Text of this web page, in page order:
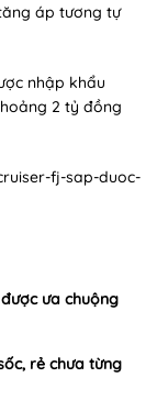
áp tương tự
nhập khẩu
2 tỷ đồng
fj-sap-duoc-
ưa chuộng
rẻ chưa từng